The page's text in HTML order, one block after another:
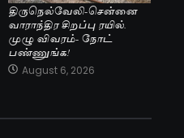
திருநெல்வேலி-சென்னை
வாராந்திர சிறப்பு ரயில்.
முழு விவரம்- நோட்
பண்ணுங்க!
August 6, 2026